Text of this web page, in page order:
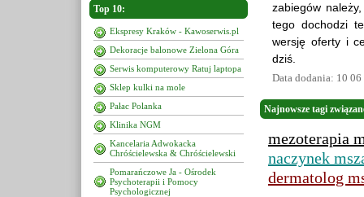
Top 10:
Ekspresy Kraków - Kawoserwis.pl
Dekoracje balonowe Zielona Góra
Serwis komputerowy Ratuj laptopa
Sklep kulki na mole
Pałac Polanka
Klinika NGM
Kancelaria Adwokacka
Chróścielewska & Chróścielewski
Pomarańczowe Ja - Ośrodek
Psychoterapii i Pomocy
Psychologicznej
zabiegów
tego dochodzi
wersję oferty i
dziś.
Data dodania: 10
Najnowsze tagi
mezoterapia
naczynek
dermatolog